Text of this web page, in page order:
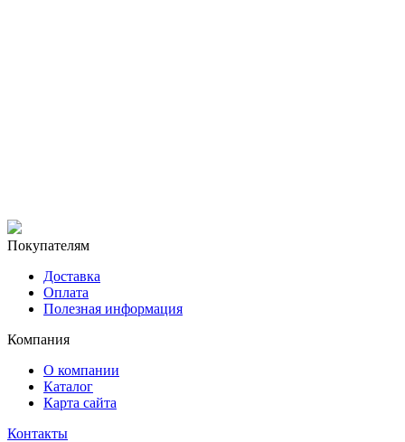
Покупателям
Доставка
Оплата
Полезная информация
Компания
О компании
Каталог
Карта сайта
Контакты